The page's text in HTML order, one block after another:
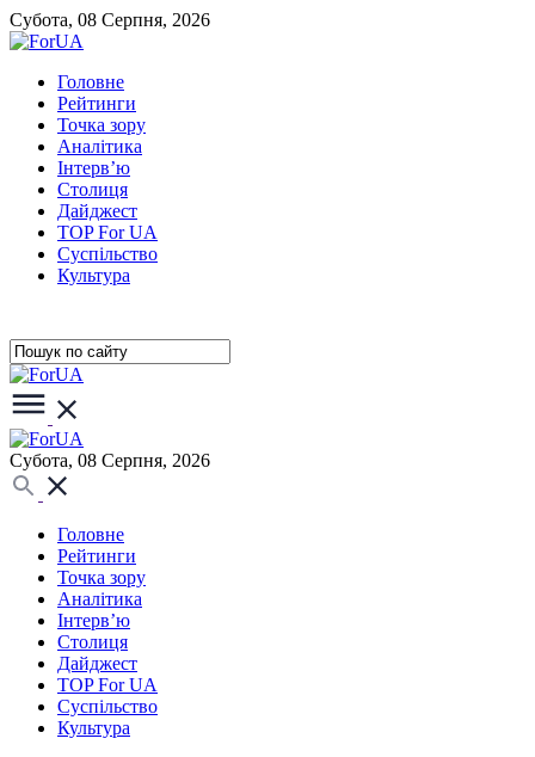
Субота, 08 Серпня, 2026
Головне
Рейтинги
Точка зору
Аналітика
Інтерв’ю
Столиця
Дайджест
TOP For UA
Суспiльство
Культура
Субота, 08 Серпня, 2026
Головне
Рейтинги
Точка зору
Аналітика
Інтерв’ю
Столиця
Дайджест
TOP For UA
Суспiльство
Культура